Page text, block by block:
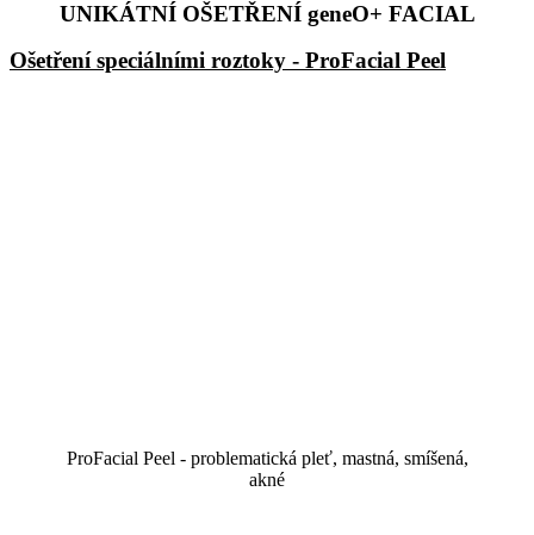
UNIKÁTNÍ OŠETŘENÍ geneO+ FACIAL
Ošetření speciálními roztoky - ProFacial Peel
ProFacial Peel - problematická pleť, mastná, smíšená,
akné